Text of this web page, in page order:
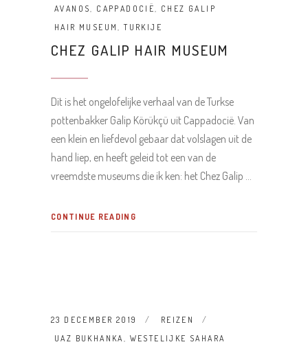
AVANOS, CAPPADOCIË, CHEZ GALIP
HAIR MUSEUM,TURKIJE
CHEZ GALIP HAIR MUSEUM
Dit is het ongelofelijke verhaal van de Turkse
pottenbakker Galip Körükçü uit Cappadocië. Van
een klein en liefdevol gebaar dat volslagen uit de
hand liep, en heeft geleid tot een van de
vreemdste museums die ik ken: het Chez Galip
CONTINUE READING
23 DECEMBER 2019
REIZEN
UAZ BUKHANKA, WESTELIJKE SAHARA